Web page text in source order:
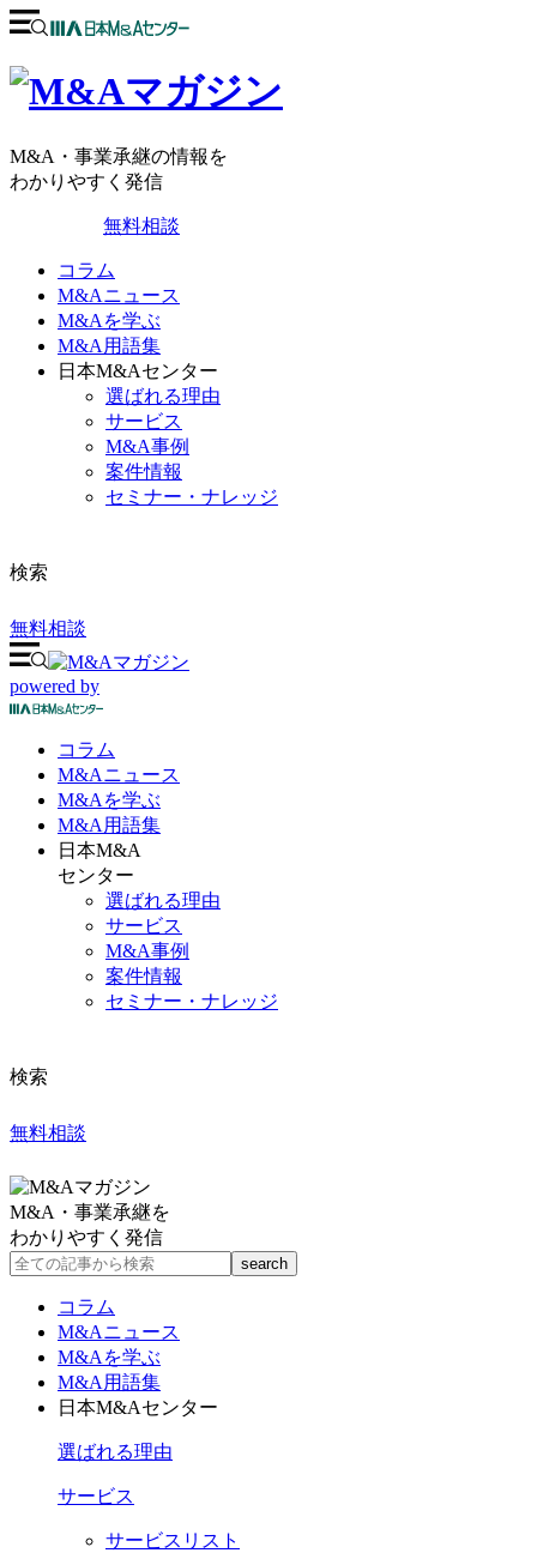
M&A・事業承継の情報を
わかりやすく発信
無料相談
コラム
M&Aニュース
M&Aを学ぶ
M&A用語集
日本M&Aセンター
選ばれる理由
サービス
M&A事例
案件情報
セミナー・ナレッジ
検索
無料相談
powered by
コラム
M&Aニュース
M&Aを学ぶ
M&A 用語集
日本M&A
センター
選ばれる理由
サービス
M&A事例
案件情報
セミナー・ナレッジ
検索
無料相談
M&A・事業承継を
わかりやすく発信
コラム
M&Aニュース
M&Aを学ぶ
M&A用語集
日本M&Aセンター
選ばれる理由
サービス
サービスリスト